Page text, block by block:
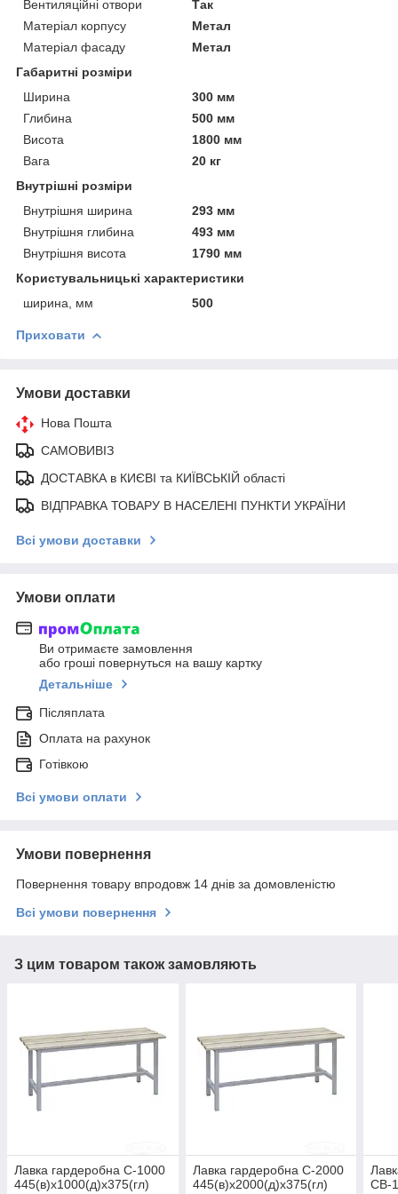
Вентиляційні отвори
Так
Матеріал корпусу
Метал
Матеріал фасаду
Метал
Габаритні розміри
Ширина
300 мм
Глибина
500 мм
Висота
1800 мм
Вага
20 кг
Внутрішні розміри
Внутрішня ширина
293 мм
Внутрішня глибина
493 мм
Внутрішня висота
1790 мм
Користувальницькі характеристики
ширина, мм
500
Приховати
Умови доставки
Нова Пошта
САМОВИВІЗ
ДОСТАВКА в КИЄВІ та КИЇВСЬКІЙ області
ВІДПРАВКА ТОВАРУ В НАСЕЛЕНІ ПУНКТИ УКРАЇНИ
Всі умови доставки
Умови оплати
Ви отримаєте замовлення
або гроші повернуться на вашу картку
Детальніше
Післяплата
Оплата на рахунок
Готівкою
Всі умови оплати
Умови повернення
Повернення товару впродовж 14 днів за домовленістю
Всі умови повернення
З цим товаром також замовляють
Лавка гардеробна С-1000
445(в)х1000(д)х375(гл)
Лавка гардеробна С-2000
445(в)х2000(д)х375(гл)
СВ-